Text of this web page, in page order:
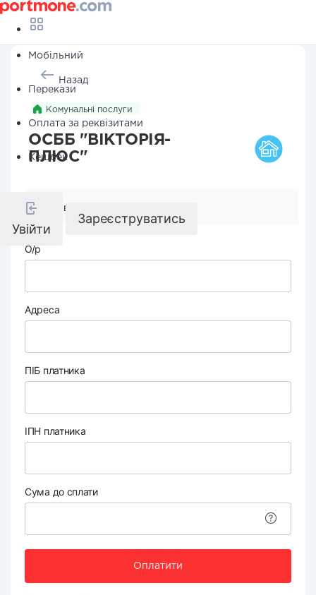
Мобільний
Перекази
Оплата за реквізитами
Кешбек
Увійти
Зареєструватись
Назад
Комунальні послуги
ОСББ "ВІКТОРІЯ-
ПЛЮС"
Реквізити компанії
О/р
Адреса
ПІБ платника
ІПН платника
Сума до сплати
Оплатити